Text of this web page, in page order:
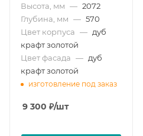
Высота, мм — 2072
Глубина, мм — 570
Цвет корпуса — дуб
крафт золотой
Цвет фасада — дуб
крафт золотой
изготовление под заказ
9 300 ₽/шт